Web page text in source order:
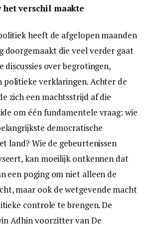
het verschil maakte
heeft de afgelopen maanden
doorgemaakt die veel verder gaat
discussies over begrotingen,
politieke verklaringen. Achter de
zich een machtsstrijd af die
om één fundamentele vraag: wie
democratische
land? Wie de gebeurtenissen
kan moeilijk ontkennen dat
een poging om niet alleen de
maar ook de wetgevende macht
controle te brengen. De
Adhin voorzitter van De